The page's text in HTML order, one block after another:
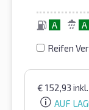
A A
Reifen
€ 152,93
AUF